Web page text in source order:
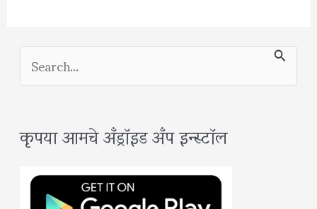
S
e
r
c
कृपया आमचे अँड्रॉइड अँप इन्स्टॉल